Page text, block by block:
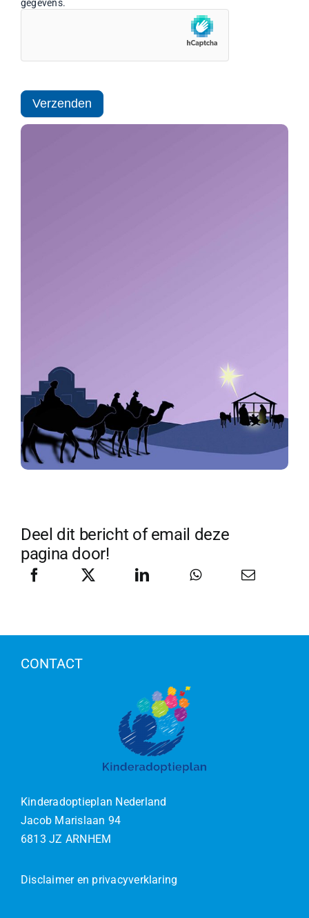
gegevens.
Verzenden
Deel dit bericht of email deze
pagina door!
CONTACT
Kinderadoptieplan Nederland
Jacob Marislaan 94
6813 JZ ARNHEM
Disclaimer en privacyverklaring